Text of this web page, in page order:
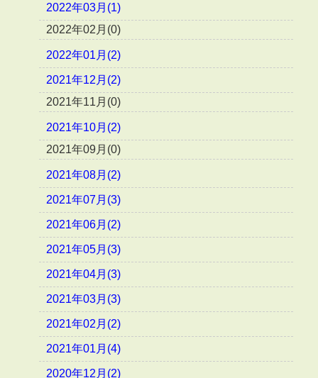
2022年03月(1)
2022年02月(0)
2022年01月(2)
2021年12月(2)
2021年11月(0)
2021年10月(2)
2021年09月(0)
2021年08月(2)
2021年07月(3)
2021年06月(2)
2021年05月(3)
2021年04月(3)
2021年03月(3)
2021年02月(2)
2021年01月(4)
2020年12月(2)